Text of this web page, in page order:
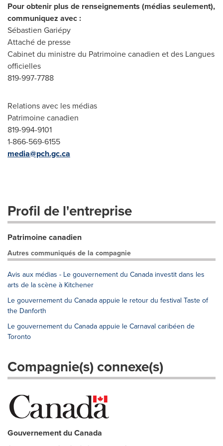
Pour obtenir plus de renseignements (médias seulement),
communiquez avec :
Sébastien Gariépy
Attaché de presse
Cabinet du ministre du Patrimoine canadien et des Langues
officielles
819-997-7788
Relations avec les médias
Patrimoine canadien
819-994-9101
1-866-569-6155
media@pch.gc.ca
Profil de l'entreprise
Patrimoine canadien
Autres communiqués de la compagnie
Avis aux médias - Le gouvernement du Canada investit dans les
arts de la scène à Kitchener
Le gouvernement du Canada appuie le retour du festival Taste of
the Danforth
Le gouvernement du Canada appuie le Carnaval caribéen de
Toronto
Compagnie(s) connexe(s)
Gouvernement du Canada